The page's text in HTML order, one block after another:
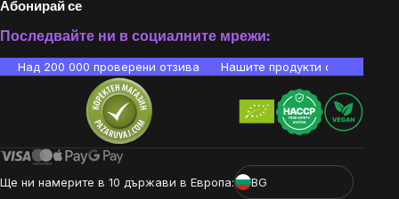
Абонирай се
Последвайте ни в социалните мрежи:
Над 200 000 проверени отзива Нашите продукти са
Ще ни намерите в 10 държави в Европа: BG